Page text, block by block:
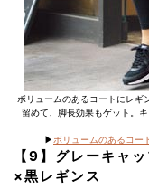
ボリュームのあるコートにレギ
留めて、脚長効果もゲット。
▶︎ ボリュームのあるコー
【9】グレーキャ
×黒レギンス